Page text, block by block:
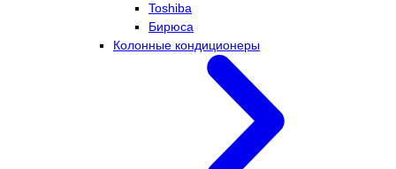
Toshiba
Бирюса
Колонные кондиционеры